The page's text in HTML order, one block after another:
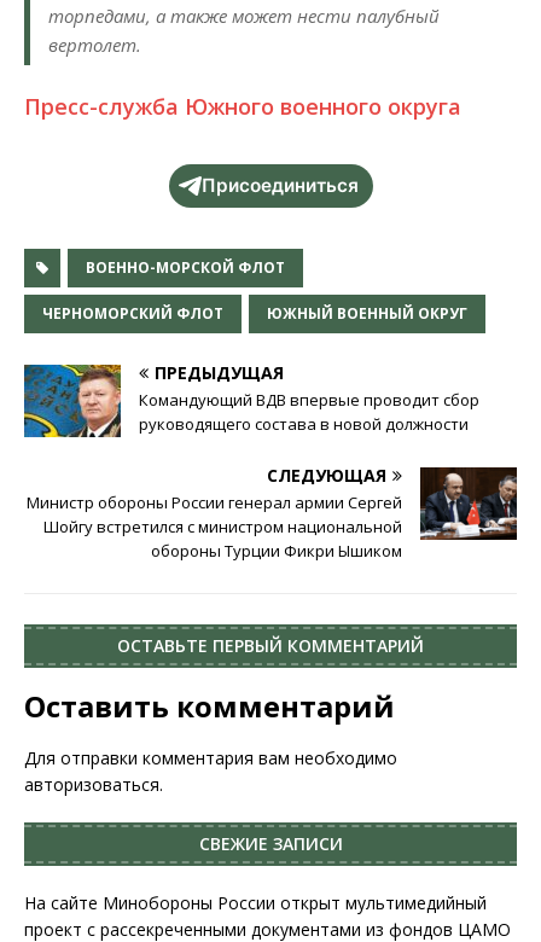
торпедами, а также может нести палубный
вертолет.
Пресс-служба Южного военного округа
Присоединиться
ВОЕННО-МОРСКОЙ ФЛОТ
ЧЕРНОМОРСКИЙ ФЛОТ ЮЖНЫЙ ВОЕННЫЙ ОКРУГ
ПРЕДЫДУЩАЯ
Командующий ВДВ впервые проводит сбор
руководящего состава в новой должности
СЛЕДУЮЩАЯ
Министр обороны России генерал армии Сергей
Шойгу встретился с министром национальной
обороны Турции Фикри Ышиком
ОСТАВЬТЕ ПЕРВЫЙ КОММЕНТАРИЙ
Оставить комментарий
Для отправки комментария вам необходимо
авторизоваться.
СВЕЖИЕ ЗАПИСИ
На сайте Минобороны России открыт мультимедийный
проект с рассекреченными документами из фондов ЦАМО